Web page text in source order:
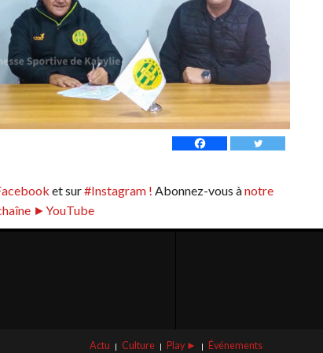
et sur#Instagram ! Abonnez-vous ànotre
►YouTube
Actu Culture Play ► Événements